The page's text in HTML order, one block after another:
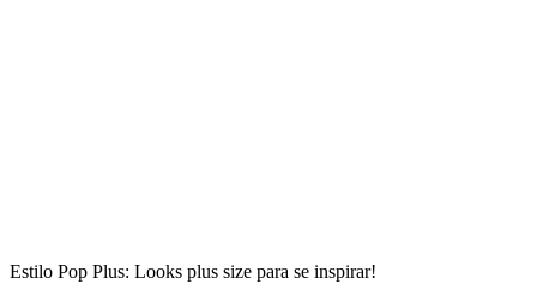
Estilo Pop Plus: Looks plus size para se inspirar!